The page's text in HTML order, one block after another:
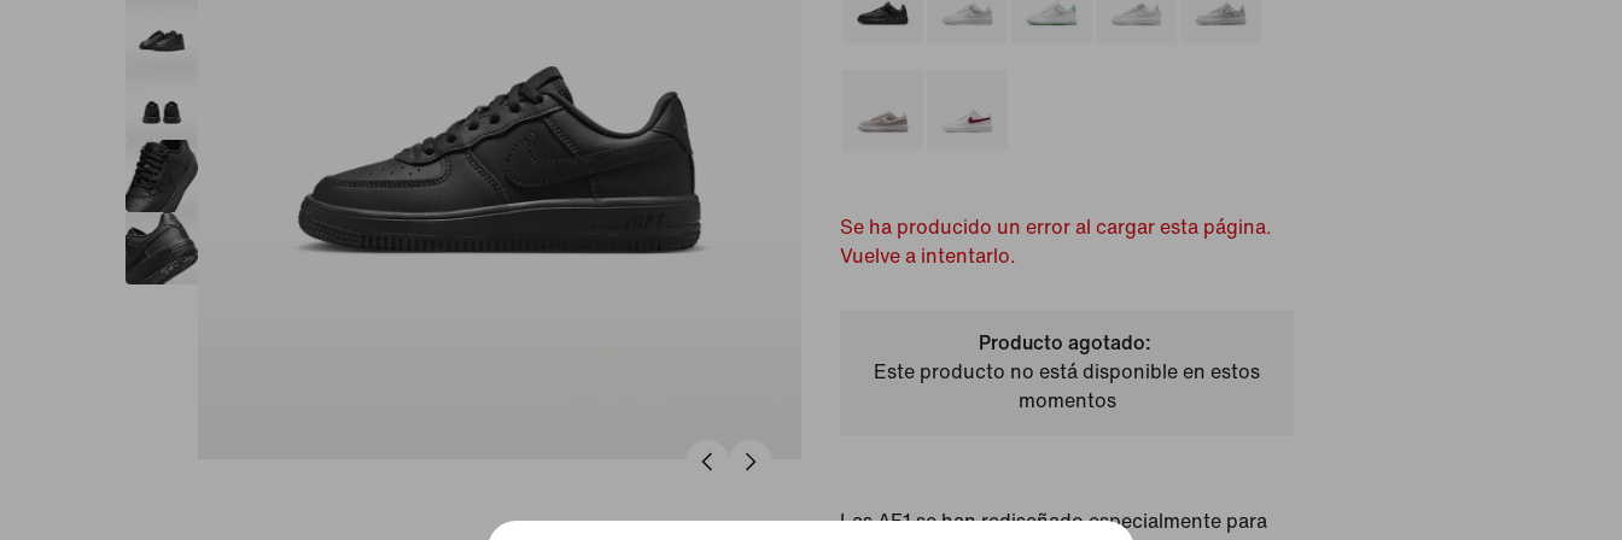
Se ha producido un error al cargar esta página.
Vuelve a intentarlo.
Producto agotado:
Este producto no está disponible en estos
momentos
Las AF1 se han rediseñado especialmente para